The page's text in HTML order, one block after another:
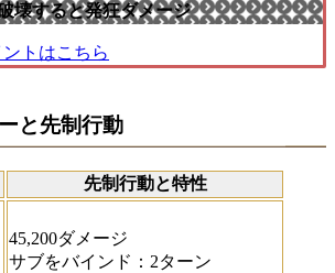
壊すると発狂ダメージ
トはこちら
と先制行動
先制行動と特性
45,200ダメージ
サブをバインド：2ターン